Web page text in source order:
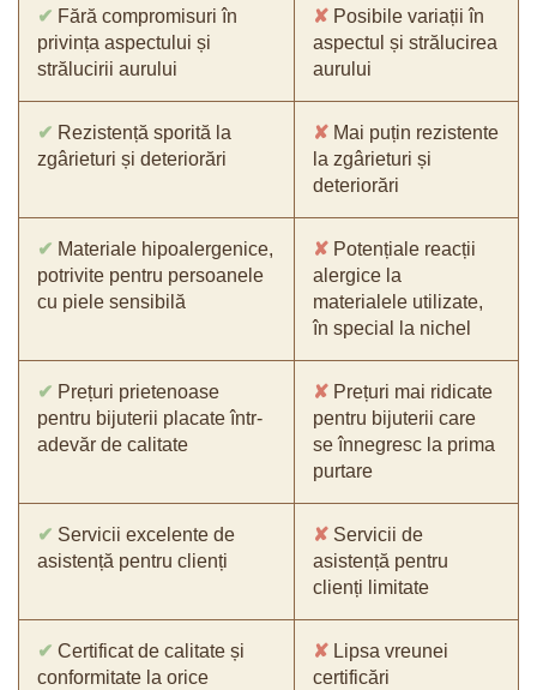
✔ Fără compromisuri în
privința aspectului și
strălucirii aurului
✘ Posibile variații în
aspectul și strălucirea
aurului
✔ Rezistență sporită la
zgârieturi și deteriorări
✘ Mai puțin rezistente
la zgârieturi și
deteriorări
✔ Materiale hipoalergenice,
potrivite pentru persoanele
cu piele sensibilă
✘ Potențiale reacții
alergice la
materialele utilizate,
în special la nichel
✔ Prețuri prietenoase
pentru bijuterii placate într-
adevăr de calitate
✘ Prețuri mai ridicate
pentru bijuterii care
se înnegresc la prima
purtare
✔ Servicii excelente de
asistență pentru clienți
✘ Servicii de
asistență pentru
clienți limitate
✔ Certificat de calitate și
conformitate la orice
✘ Lipsa vreunei
certificări